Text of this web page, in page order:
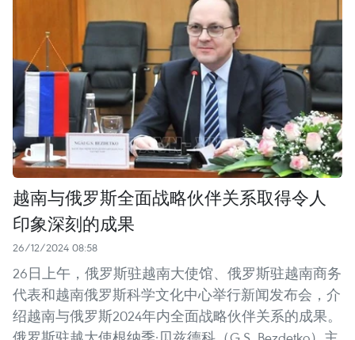
越南与俄罗斯全面战略伙伴关系取得令人
印象深刻的成果
26/12/2024 08:58
26日上午，俄罗斯驻越南大使馆、俄罗斯驻越南商务
代表和越南俄罗斯科学文化中心举行新闻发布会，介
绍越南与俄罗斯2024年内全面战略伙伴关系的成果。